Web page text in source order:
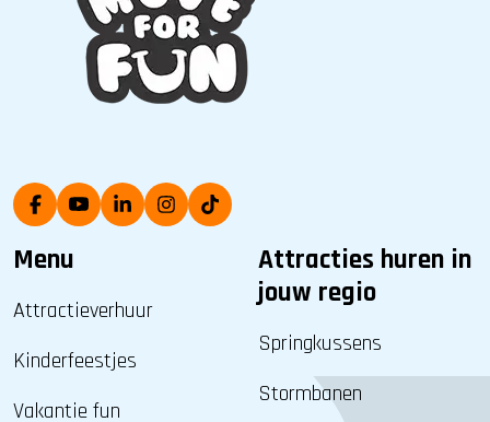
Menu
Attractieverhuur
Kinderfeestjes
Vakantie fun
Attracties huren in
jouw regio
Springkussens
Stormbanen